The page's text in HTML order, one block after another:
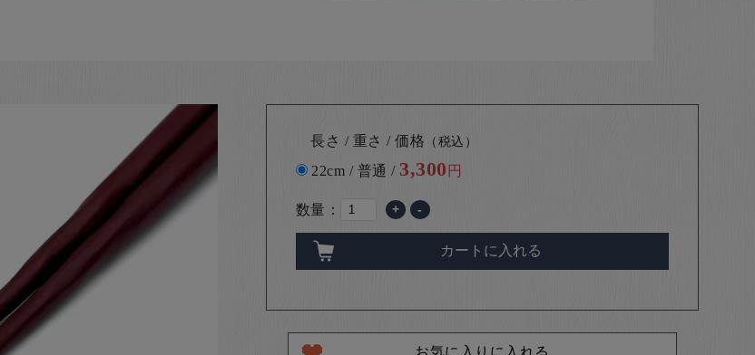
長さ / 重さ / 価格 （税込）
22cm / 普通 / 3,300 円
数量： + -
カートに入れる
お気に入りに入れる